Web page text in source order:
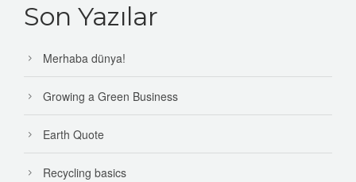
Son Yazılar
Merhaba dünya!
Growing a Green Business
Earth Quote
Recycling basics